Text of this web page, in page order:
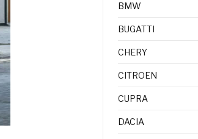
BMW
BUGATTI
CHERY
CITROEN
CUPRA
DACIA